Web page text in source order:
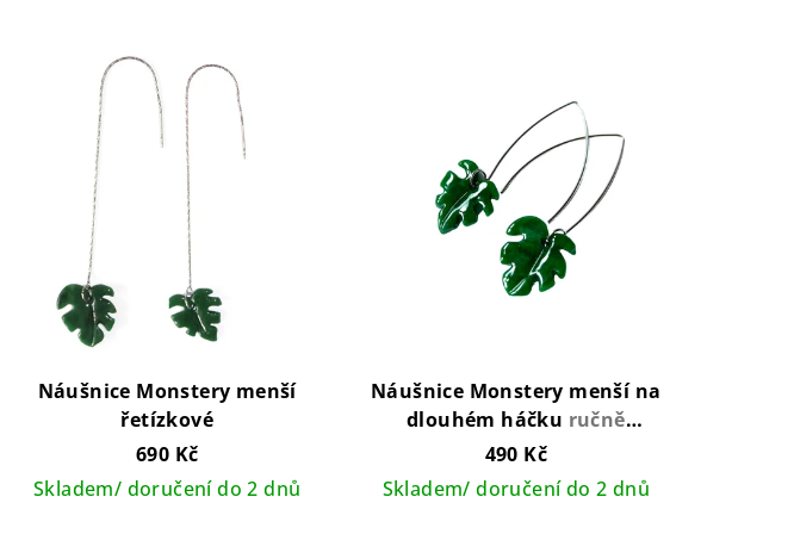
Náušnice Monstery menší
řetízkové
690 Kč
Skladem/ doručení do 2 dnů
Náušnice Monstery menší na
dlouhém háčku ručně
vyráběný šperk v ČR
490 Kč
Skladem/ doručení do 2 dnů